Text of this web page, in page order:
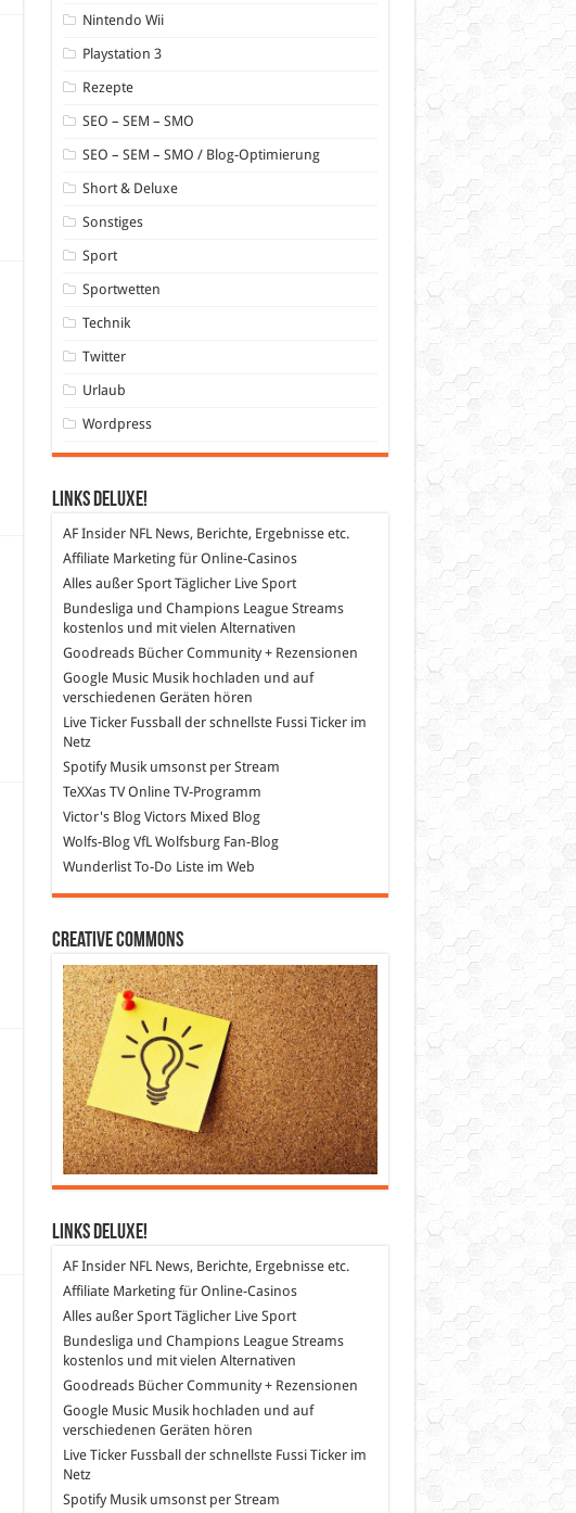
Nintendo Wii
Playstation 3
Rezepte
SEO – SEM – SMO
SEO – SEM – SMO / Blog-Optimierung
Short & Deluxe
Sonstiges
Sport
Sportwetten
Technik
Twitter
Urlaub
Wordpress
Links DeLuXe!
AF InsiderNFL News, Berichte, Ergebnisse etc.
Affiliate Marketingfür Online-Casinos
Alles außer SportTäglicher Live Sport
Bundesliga und Champions League Streams
kostenlos und mit vielen Alternativen
GoodreadsBücher Community + Rezensionen
Google MusicMusik hochladen und auf
verschiedenen Geräten hören
Live Ticker Fussball
der schnellste Fussi Ticker im
Netz
SpotifyMusik umsonst per Stream
TeXXas TVOnline TV-Programm
Victor's BlogVictors Mixed Blog
Wolfs-BlogVfL Wolfsburg Fan-Blog
WunderlistTo-Do Liste im Web
Creative Commons
Links DeLuXe!
AF InsiderNFL News, Berichte, Ergebnisse etc.
Affiliate Marketingfür Online-Casinos
Alles außer SportTäglicher Live Sport
Bundesliga und Champions League Streams
kostenlos und mit vielen Alternativen
GoodreadsBücher Community + Rezensionen
Google MusicMusik hochladen und auf
verschiedenen Geräten hören
Live Ticker Fussball
der schnellste Fussi Ticker im
Netz
SpotifyMusik umsonst per Stream